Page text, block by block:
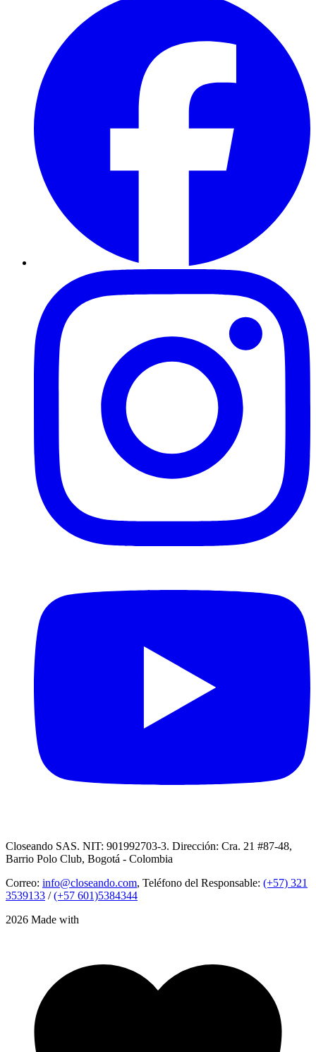
Closeando SAS. NIT: 901992703-3. Dirección: Cra. 21 #87-48,
Barrio Polo Club, Bogotá - Colombia
Correo: info@closeando.com, Teléfono del Responsable: (+57) 321
3539133 /(+57 601)5384344
2026 Made with